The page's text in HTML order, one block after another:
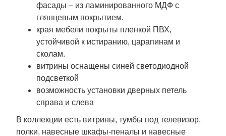
фасады – из ламинированного МДФ с
глянцевым покрытием.
края мебели покрыты пленкой ПВХ,
устойчивой к истиранию, царапинам и
сколам.
витрины оснащены синей светодиодной
подсветкой
возможность установки дверных петель
справа и слева
В коллекции есть витрины, тумбы под телевизор,
полки, навесные шкафы-пеналы и навесные